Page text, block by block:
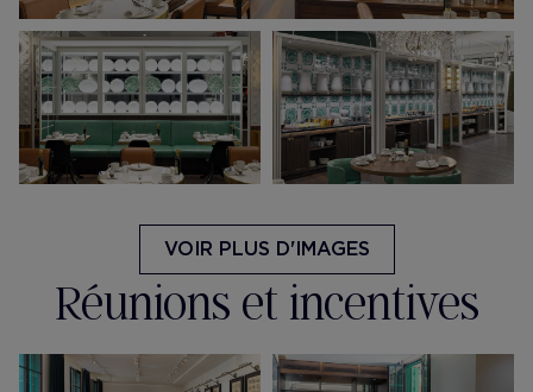
VOIR PLUS D'IMAGES
Réunions et incentives